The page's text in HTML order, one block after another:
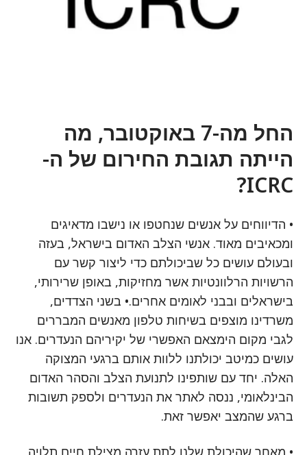
החל מה-7 באוקטובר, מה
הייתה תגובת החירום של ה-
ICRC?
• הדיווחים על אנשים שנחטפו או נישבו מדאיגים
ומכאיבים מאוד. אנשי הצלב האדום בישראל, בעזה
ובעולם עושים כל שביכולתם כדי ליצור קשר עם
הרשויות הרלוונטיות אשר מחזיקות, באופן שרירותי,
בישראלים ובבני לאומים אחרים.• בשני הצדדים,
משרדינו מוצפים בשיחות טלפון מאנשים המבררים
לגבי מקום הימצאם האפשרי של יקיריהם הנעדרים. אנו
עושים כמיטב יכולתנו ללוות אותם ברגעי המצוקה
האלה. יחד עם שותפינו לתנועת הצלב והסהר האדום
הבינלאומי, ננסה לאתר את הנעדרים ולספק תשובות
ברגע שהמצב יאפשר זאת.
• מאחר שהיכולת שלנו לתת עזרה מצילת חיים תלויה